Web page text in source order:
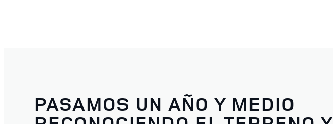
PASAMOS UN AÑO Y MEDIO